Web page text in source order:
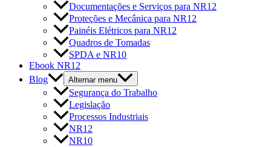
Documentações e Serviços para NR12
Proteções e Mecânica para NR12
Painéis Elétricos para NR12
Quadros de Tomadas
SPDA e NR10
Ebook NR12
Blog
Alternar menu
Segurança do Trabalho
Legislação
Processos Industriais
NR12
NR10